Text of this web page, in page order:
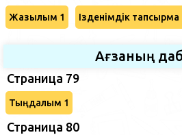
Жазылым 1 Ізденімдік тапсырма
Ағзаның
Страница 79
Тыңдалым 1
Страница 80